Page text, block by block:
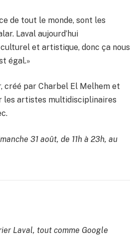
de tout le monde, sont les
Laval aujourd’hui
et artistique, donc ça nous
égal.»
créé par Charbel El Melhem et
les artistes multidisciplinaires
31 août, de 11h à 23h, au
Laval, tout comme Google